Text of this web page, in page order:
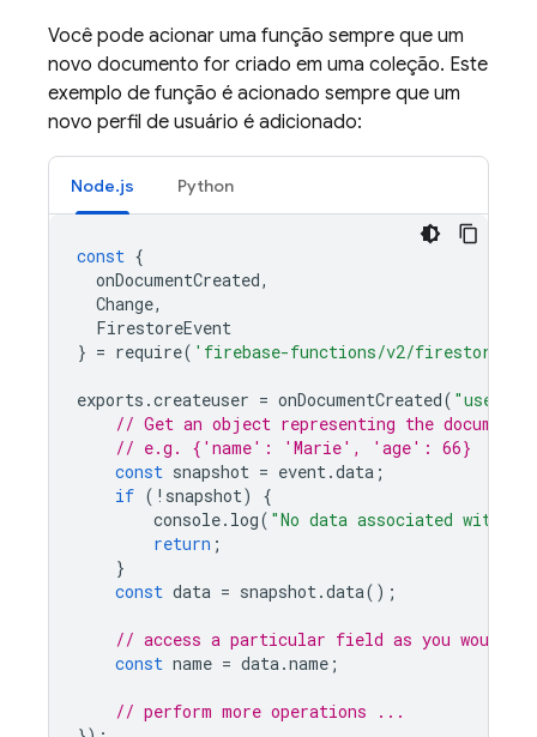
Você pode acionar uma função sempre que um
novo documento for criado em uma coleção. Este
exemplo de função é acionado sempre que um
novo perfil de usuário é adicionado:
Node.js Python
const {
onDocumentCreated,
Change,
FirestoreEvent
} = require( 'firebase-functions/v2/firestore'
exports .createuser = onDocumentCreated( "users/
// Get an object representing the document
// e.g. {'name': 'Marie', 'age': 66}
const snapshot = event.data ;
if ( ! snapshot)
{
console. log( "No data associated with
return ;
}
const data = snapshot.data();
// access a particular field as you would
const name = data.name ;
// perform more operations ...